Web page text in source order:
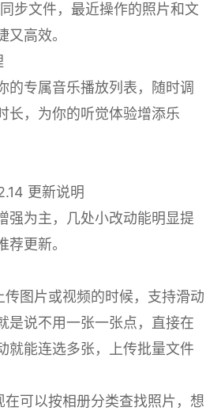
步文件，最近操作的照片和文
高效。
的专属音乐播放列表，随时调
长，为你的听觉体验增添乐
更新说明
强为主，几处小改动能明显提
荐更新。
图片或视频的时候，支持滑动
是说不用一张一张点，直接在
就能连选多张，上传批量文件
可以按相册分类查找照片，想